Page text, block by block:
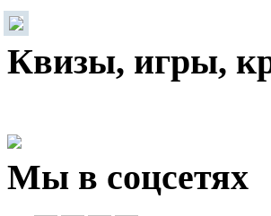
Квизы, игры,
Мы в соцсетях